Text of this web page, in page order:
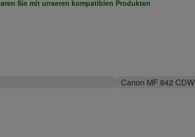
Sie mit unseren kompatiblen Produkten
Canon MF 842 CDW